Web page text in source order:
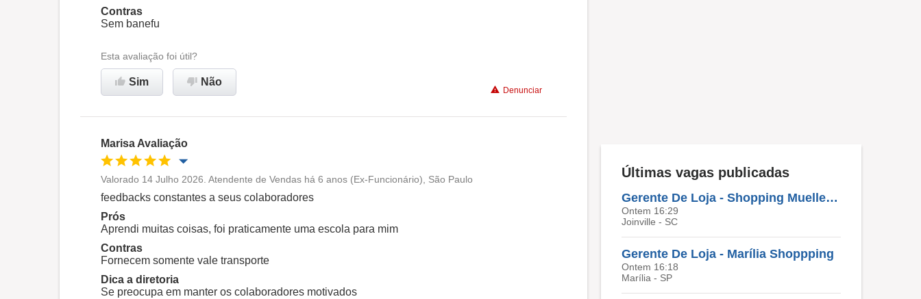
Recomenda esta empresa
Contras
Sem banefu
Esta avaliação foi útil?
Sim Não
Denunciar
Marisa Avaliação
Oportunidade de promoção
Ambiente de trabalho
Conciliação com a vida familiar
Benefícios
Recomenda esta empresa
Valorado 14 Julho 2026. Atendente de Vendas há 6 anos (Ex-Funcionário), São Paulo
feedbacks constantes a seus colaboradores
Prós
Aprendi muitas coisas, foi praticamente uma escola para mim
Contras
Fornecem somente vale transporte
Dica a diretoria
Se preocupa em manter os colaboradores motivados
Últimas vagas publicadas
Gerente De Loja - Shopping Mueller Joinville
Ontem 16:29
Joinville - SC
Gerente De Loja - Marília Shoppping
Ontem 16:18
Marília - SP